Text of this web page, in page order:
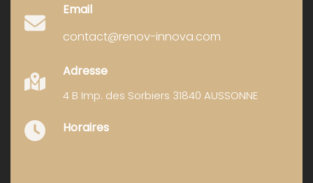
Email
contact@renov-innova.com
Adresse
4 B Imp. des Sorbiers 31840 AUSSONNE
Horaires